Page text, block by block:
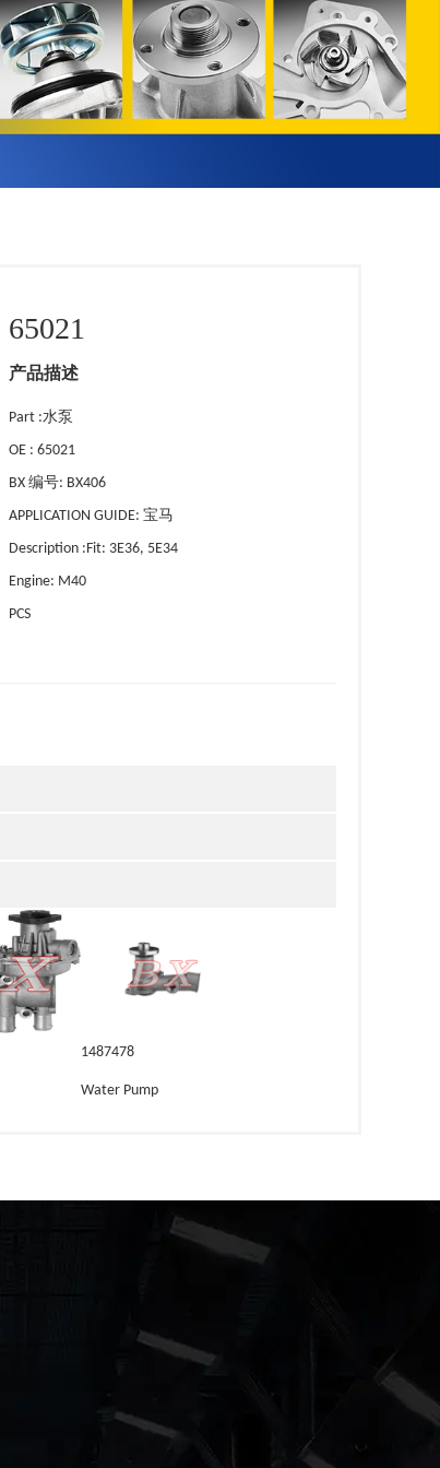
65021
产品描述
Part :水泵
OE : 65021
BX 编号: BX406
APPLICATION GUIDE: 宝马
Description :Fit: 3E36, 5E34
Engine: M40
PCS
1487478
Water Pump